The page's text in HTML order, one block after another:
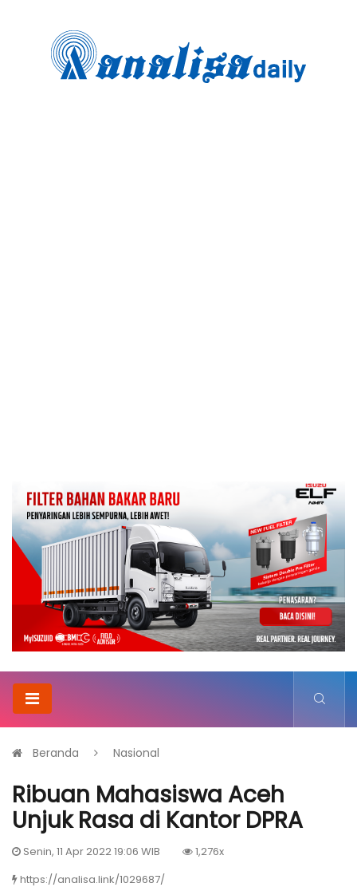
Beranda Nasional
Ribuan Mahasiswa Aceh
Unjuk Rasa di Kantor DPRA
Senin, 11 Apr 2022 19:06 WIB
1,276x
https://analisa.link/1029687/